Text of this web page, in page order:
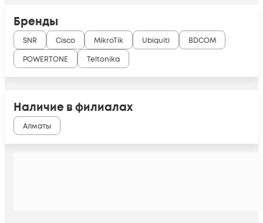
Бренды
SNR Cisco MikroTik Ubiquiti
BDCOM
POWERTONE
Teltonika
Наличие в филиалах
Алматы